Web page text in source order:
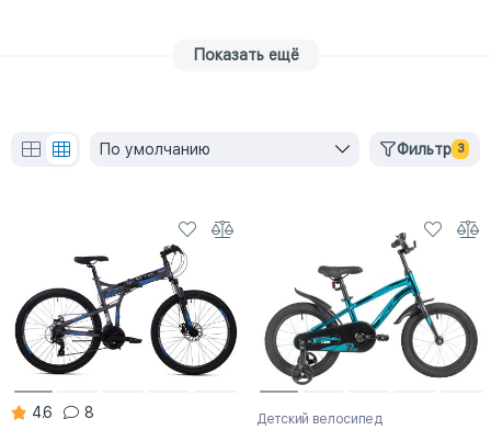
Показать ещё
По умолчанию Фильтр 3
4.6 8 Детский велосипед